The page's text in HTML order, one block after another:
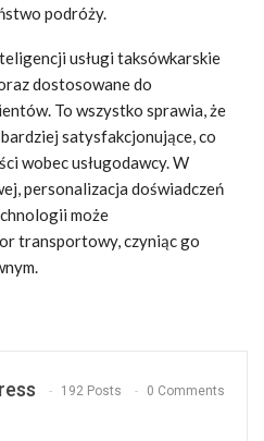
podróży.
usługi taksówkarskie
dostosowane do
To wszystko sprawia, że
satysfakcjonujące, co
wobec usługodawcy. W
personalizacja doświadczeń
może
transportowy, czyniąc go
192 Posts 0 Comments